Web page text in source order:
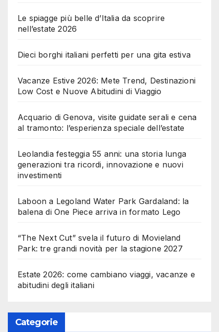
Le spiagge più belle d’Italia da scoprire
nell’estate 2026
Dieci borghi italiani perfetti per una gita estiva
Vacanze Estive 2026: Mete Trend, Destinazioni
Low Cost e Nuove Abitudini di Viaggio
Acquario di Genova, visite guidate serali e cena
al tramonto: l’esperienza speciale dell’estate
Leolandia festeggia 55 anni: una storia lunga
generazioni tra ricordi, innovazione e nuovi
investimenti
Laboon a Legoland Water Park Gardaland: la
balena di One Piece arriva in formato Lego
“The Next Cut” svela il futuro di Movieland
Park: tre grandi novità per la stagione 2027
Estate 2026: come cambiano viaggi, vacanze e
abitudini degli italiani
Categorie